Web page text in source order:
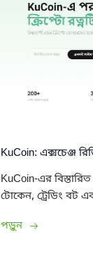
KuCoin: এক্সচেঞ্জ
KuCoin-এর
টোকেন, ট্রেডিং বট
পড়ুন